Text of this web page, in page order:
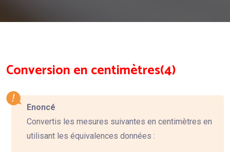
Conversion en centimètres(4)
Enoncé
Convertis les mesures suivantes en centimètres en
utilisant les équivalences données :